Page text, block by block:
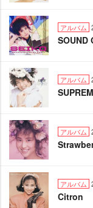
アルバム
SOUND
アルバム
アルバム
アルバム
Citron